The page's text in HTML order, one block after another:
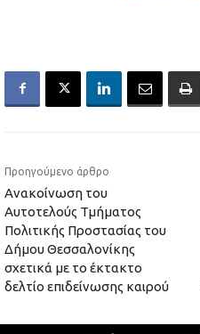
Προηγούμενο άρθρο
Ανακοίνωση του
Αυτοτελούς Τμήματος
Πολιτικής Προστασίας του
Δήμου Θεσσαλονίκης
σχετικά με το έκτακτο
δελτίο επιδείνωσης καιρού